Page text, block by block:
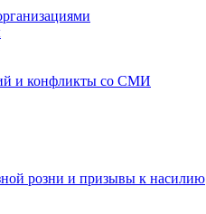
и конфликты со СМИ
розни и призывы к насилию